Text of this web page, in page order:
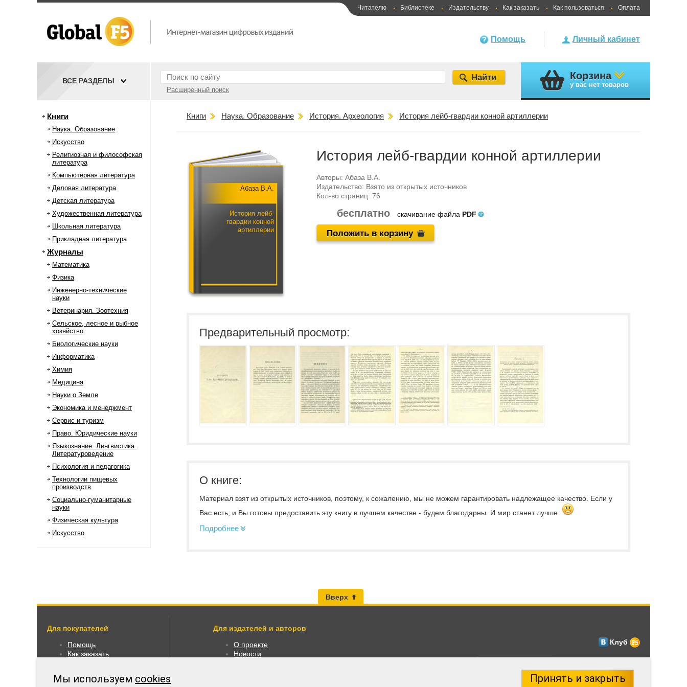
Читателю Библиотеке Издательству Как заказать Как пользоваться Оплата
Личный кабинет
Помощь
Расширенный поиск
ВСЕ РАЗДЕЛЫ Корзина
у вас нет товаров
Книги
Наука. Образование
Искусство
Религиозная и философская
литература
Компьютерная литература
Деловая литература
Детская литература
Художественная литература
Школьная литература
Прикладная литература
Журналы
Математика
Физика
Инженерно-технические
науки
Ветеринария. Зоотехния
Сельское, лесное и рыбное
хозяйство
Биологические науки
Информатика
Химия
Медицина
Науки о Земле
Экономика и менеджмент
Сервис и туризм
Право. Юридические науки
Языкознание. Лингвистика.
Литературоведение
Психология и педагогика
Технологии пищевых
производств
Социально-гуманитарные
науки
Физическая культура
Искусство
Книги Наука. Образование История. Археология История лейб-гвардии конной артиллерии
Абаза В.А.
История лейб-
гвардии конной
артиллерии
История лейб-гвардии конной артиллерии
Авторы: Абаза В.А.
Издательство: Взято из открытых источников
Кол-во страниц: 76
бесплатно скачивание файла PDF
Положить в корзину
Предварительный просмотр:
О книге:
Материал взят из открытых источников, поэтому, к сожалению, мы не можем гарантировать надлежащее качество. Если у
Вас есть, и Вы готовы предоставить эту книгу в лучшем качестве - будем благодарны. И мир станет лучше.
Подробнее
Вверх
Для покупателей
Помощь
Как заказать
Оплата
Для издателей и авторов
О проекте
Новости
Клуб
Мы используем cookies Принять и закрыть